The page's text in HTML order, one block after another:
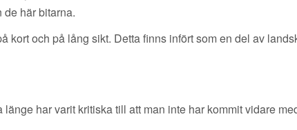
här bitarna.
kort och på lång sikt. Detta finns infört som en del av
har varit kritiska till att man inte har kommit vidare